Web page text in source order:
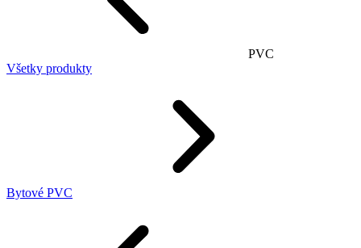
PVC
Všetky produkty
Bytové PVC